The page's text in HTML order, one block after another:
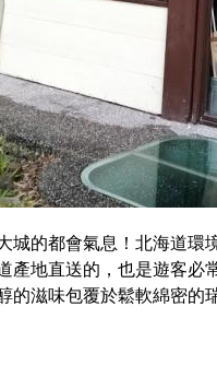
城的都會氣息！北海道環
產地直送的，也是遊客
的滋味包覆於鬆軟綿密的